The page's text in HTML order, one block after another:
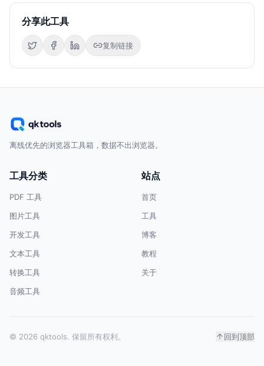
分享此工具
复制链接
离线优先的浏览器工具箱，数据不出浏览器。
工具分类
PDF 工具
图片工具
开发工具
文本工具
转换工具
音频工具
站点
首页
工具
博客
教程
关于
© 2026 qktools. 保留所有权利。 回到顶部